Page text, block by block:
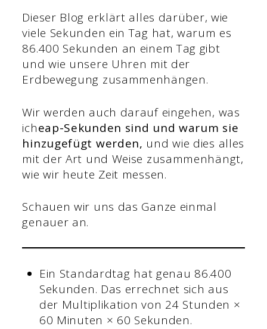
Dieser Blog erklärt alles darüber, wie
viele Sekunden ein Tag hat, warum es
86.400 Sekunden an einem Tag gibt
und wie unsere Uhren mit der
Erdbewegung zusammenhängen.
Wir werden auch darauf eingehen, was
icheap-Sekunden sind und warum sie
hinzugefügt werden, und wie dies alles
mit der Art und Weise zusammenhängt,
wie wir heute Zeit messen.
Schauen wir uns das Ganze einmal
genauer an.
Ein Standardtag hat genau 86.400
Sekunden. Das errechnet sich aus
der Multiplikation von 24 Stunden ×
60 Minuten × 60 Sekunden.